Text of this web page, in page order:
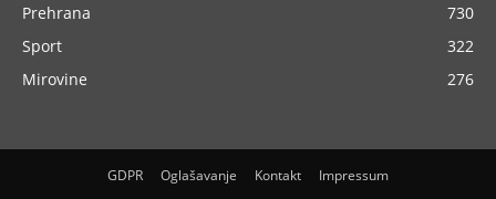
Prehrana
730
Sport
322
Mirovine
276
GDPR Oglašavanje Kontakt Impressum